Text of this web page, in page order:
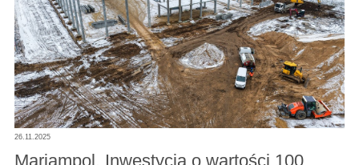
26.11.2025
Mariampol. Inwestycja o wartości 100